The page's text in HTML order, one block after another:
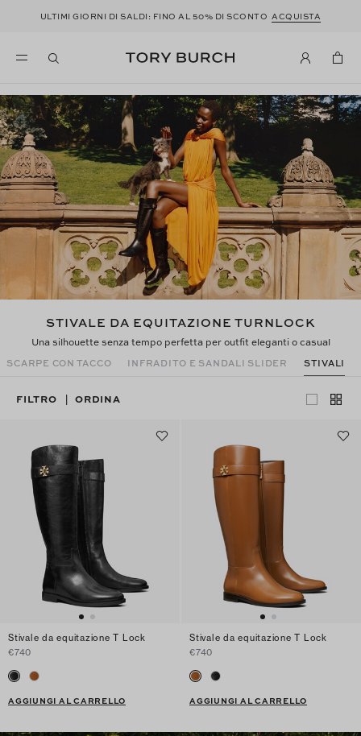
ULTIMI GIORNI DI SALDI: FINO AL 50% DI SCONTO ACQUISTA
LA COLLEZIONE SCARPE
STIVALE DA EQUITAZIONE TURNLOCK
Una silhouette senza tempo perfetta per outfit eleganti o casual
SCARPE CON TACCO INFRADITO E SANDALI SLIDER STIVALI
FILTRO ORDINA
Stivale da equitazione T Lock
€740
AGGIUNGI AL CARRELLO
Stivale da equitazione T Lock
€740
AGGIUNGI AL CARRELLO